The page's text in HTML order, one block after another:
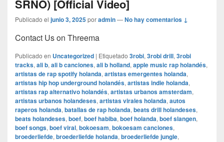
SRNO) [Official Video]
Publicado el junio 3, 2025poradmin—No hay comentarios ↓
Contact Us on Threema
Publicado en Uncategorized | Etiquetado 3robi, 3robi drill, 3robi
tracks, ali b, ali b canciones, ali b holland, apple music rap holandés,
artistas de rap spotify holanda, artistas emergentes holanda,
artistas hip hop underground holandés, artistas indie holanda,
artistas rap alternativo holandés, artistas urbanos amsterdam,
artistas urbanos holandeses, artistas virales holanda, autos
raperos holanda, batallas de rap holanda, beats drill holandeses,
beats holandeses, boef, boef habiba, boef holanda, boef slangen,
boef songs, boef viral, bokoesam, bokoesam canciones,
broederliefde, broederliefde holanda, broederliefde jungle,